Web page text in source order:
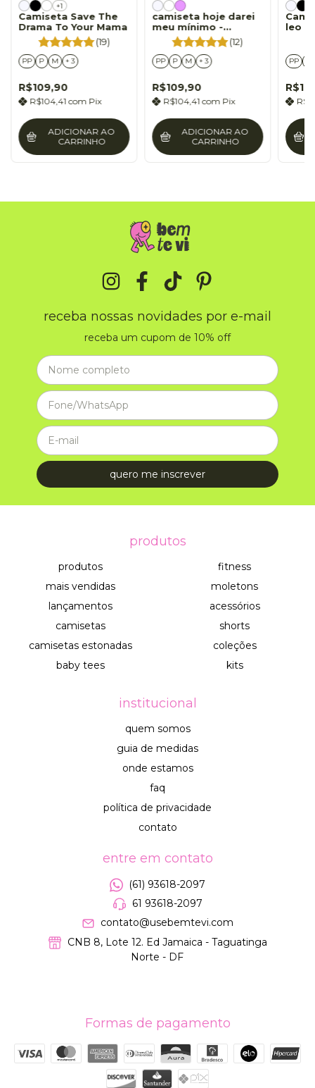
+1
Camiseta Save The
Drama To Your Mama
(19)
PP P M + 3
R$109,90
R$104,41 com Pix
ADICIONAR AO
CARRINHO
camiseta hoje darei
meu mínimo -
academia's version
(12)
PP P M + 3
R$109,90
R$104,41com Pix
ADICIONAR AO
CARRINHO
leo
PP
receba nossas novidades por e-mail
receba um cupom de 10% off
produtos
produtos
mais vendidas
lançamentos
camisetas
camisetas estonadas
baby tees
fitness
moletons
acessórios
shorts
coleções
kits
institucional
quem somos
guia de medidas
onde estamos
faq
política de privacidade
contato
entre em contato
(61) 93618-2097
61 93618-2097
contato@usebemtevi.com
CNB 8, Lote 12. Ed Jamaica - Taguatinga
Norte - DF
Formas de pagamento